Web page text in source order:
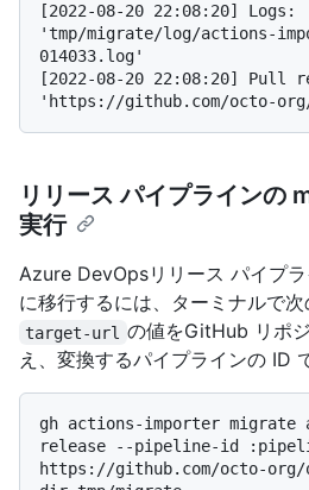
[2022-08-20 22:08:20] Logs:
'tmp/migrate/log/actions-
014033.log'
[2022-08-20 22:08:20] Pull
リリース パイプラインの
実行
Azure DevOpsリリース パイプ
に移行するには、ターミナルで次
target-url の値をGitHub リポ
え、変換するパイプラインの ID
gh actions-importer migrate
release --pipeline-id
https://github.com/octo-